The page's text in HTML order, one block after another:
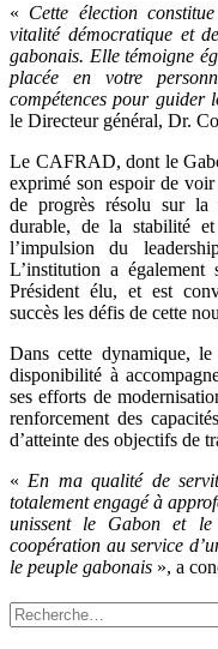
« Cette élection
vitalité démocratique et
gabonais. Elle témoigne
placée en votre
compétences pour guider
le Directeur général, Dr.
Le CAFRAD, dont le
exprimé son espoir de
de progrès résolu sur la
durable, de la stabilité
l’impulsion du
L’institution a
Président élu, et est
succès les défis de cette
Dans cette dynamique,
disponibilité à
ses efforts de
renforcement des
d’atteinte des objectifs de
« En ma qualité de
totalement engagé à
unissent le Gabon et
coopération au service
le peuple gabonais », a